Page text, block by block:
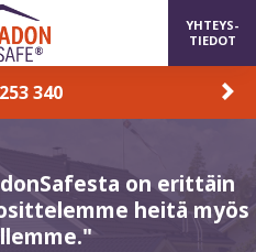
YHTEYS-
TIEDOT
340
on erittäin
heitä myös